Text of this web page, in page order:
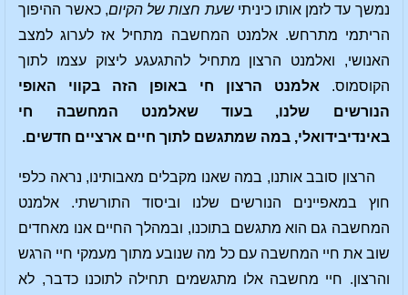
נמשך עד לזמן אותו כיניתישעת חצות של הקיום, כאשר ההיפוך
הריתמי מתרחש. אלמנט המחשבה מתחיל אז לערוג למצב
האנושי, ואלמנט הרצון מתחיל להתגעגע ליצוק עצמו לתוך
הקוסמוס. אלמנט הרצון חי באופן הזה בקווי האופי
הנורשים שלנו, בעוד שאלמנט המחשבה חי
באינדיבידואלי, במה שמתגשם לתוך חיים ארציים חדשים.
הרצון סובב אותנו, במה שאנו מקבלים מאבותינו, נראה כלפי
חוץ במאפיינים הנורשים שלנו וביסוד התורשתי. אלמנט
המחשבה גם הוא מתגשם בתוכנו, ובמהלך החיים אנו מאחדים
שוב את חיי המחשבה עם כל מה שנובע מתוך מעמקי חיי הרגש
והרצון. חיי מחשבה אלו מתגשמים תחילה לתוכנו כדבר, לא